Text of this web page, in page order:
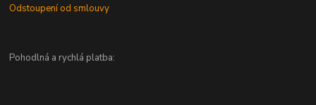
Odstoupení od smlouvy
Pohodlná a rychlá platba: